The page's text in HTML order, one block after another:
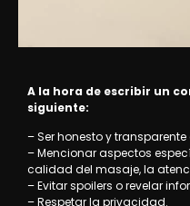
A la hora de escribir un
siguiente:
– Ser honesto y transparente
– Mencionar aspectos
calidad del masaje, la
– Evitar spoilers o revelar
– Respetar la privacidad.